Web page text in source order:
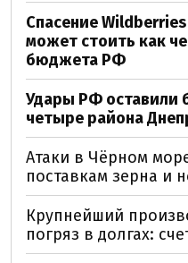
Спасение
может стоить как
бюджета РФ
Удары РФ оставили
четыре района
Атаки в Чёрном
поставкам зерна и
Крупнейший
погряз в долгах: